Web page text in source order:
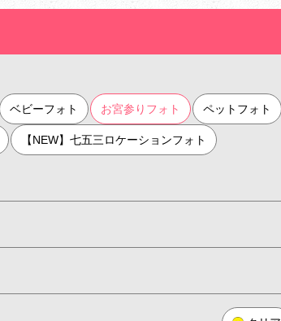
ベビーフォト お宮参りフォト ペットフォト
【NEW】七五三ロケーションフォト